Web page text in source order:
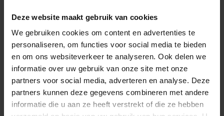
Deze website maakt gebruik van cookies
We gebruiken cookies om content en advertenties te
personaliseren, om functies voor social media te bieden
en om ons websiteverkeer te analyseren. Ook delen we
informatie over uw gebruik van onze site met onze
partners voor social media, adverteren en analyse. Deze
partners kunnen deze gegevens combineren met andere
informatie die u aan ze heeft verstrekt of die ze hebben
Klantenservice
Heb je een vraag? Stel je vraag via onze chat,
bekijk onzeveelgestelde vragenof neem
contact op met deklantenservice. Wij helpen u
graag verder met het samenstellen van uw
bestelling.